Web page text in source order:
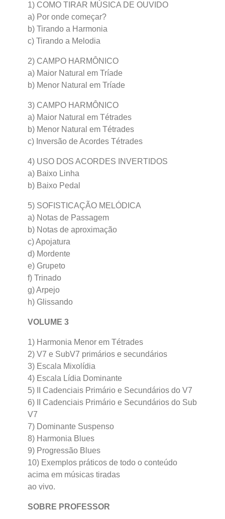
1) COMO TIRAR MÚSICA DE OUVIDO
a) Por onde começar?
b) Tirando a Harmonia
c) Tirando a Melodia
2) CAMPO HARMÔNICO
a) Maior Natural em Tríade
b) Menor Natural em Tríade
3) CAMPO HARMÔNICO
a) Maior Natural em Tétrades
b) Menor Natural em Tétrades
c) Inversão de Acordes Tétrades
4) USO DOS ACORDES INVERTIDOS
a) Baixo Linha
b) Baixo Pedal
5) SOFISTICAÇÃO MELÓDICA
a) Notas de Passagem
b) Notas de aproximação
c) Apojatura
d) Mordente
e) Grupeto
f) Trinado
g) Arpejo
h) Glissando
VOLUME 3
1) Harmonia Menor em Tétrades
2) V7 e SubV7 primários e secundários
3) Escala Mixolídia
4) Escala Lídia Dominante
5) II Cadenciais Primário e Secundários do V7
6) II Cadenciais Primário e Secundários do Sub
V7
7) Dominante Suspenso
8) Harmonia Blues
9) Progressão Blues
10) Exemplos práticos de todo o conteúdo
acima em músicas tiradas
ao vivo.
SOBRE PROFESSOR